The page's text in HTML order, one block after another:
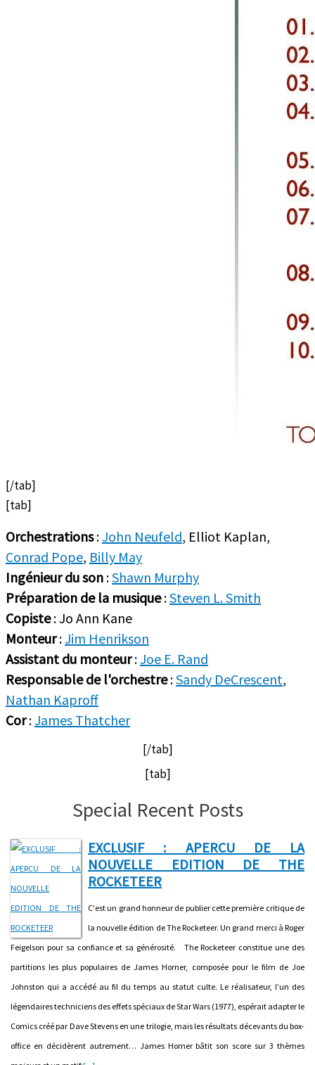
[/tab]
[tab]
Orchestrations:John Neufeld, Elliot Kaplan,
Conrad Pope, Billy May
Ingénieur du son :Shawn Murphy
Préparation de la musique:Steven L. Smith
Copiste: Jo Ann Kane
Monteur:Jim Henrikson
Assistant du monteur:Joe E. Rand
Responsable de l'orchestre:Sandy DeCrescent,
Nathan Kaproff
Cor:James Thatcher
[/tab]
[tab]
Special Recent Posts
EXCLUSIF : APERCU DE LA
NOUVELLE EDITION DE THE
ROCKETEER
C'est un grand honneur de publier cette première critique de
la nouvelle édition de The Rocketeer. Un grand merci à Roger
Feigelson pour sa confiance et sa générosité. The Rocketeer constitue une des
partitions les plus populaires de James Horner, composée pour le film de Joe
Johnston qui a accédé au fil du temps au statut culte. Le réalisateur, l’un des
légendaires techniciens des effets spéciaux de Star Wars (1977), espérait adapter le
Comics créé par Dave Stevens en une trilogie, mais les résultats décevants du box-
office en décidèrent autrement… James Horner bâtit son score sur 3 thèmes